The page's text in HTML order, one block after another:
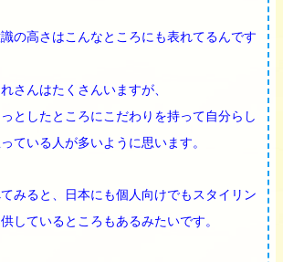
の高さはこんなところにも表れてるんです
さんはたくさんいますが、
としたところにこだわりを持って自分らし
ている人が多いように思います。
みると、日本にも個人向けでもスタイリン
しているところもあるみたいです。